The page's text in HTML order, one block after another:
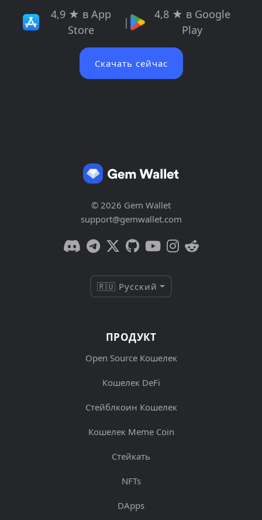
4,9 ★ в App
Store
|
4,8 ★ в Google
Play
Скачать сейчас
© 2026 Gem Wallet
support@gemwallet.com
🇷🇺 Русский
ПРОДУКТ
Open Source Кошелек
Кошелек DeFi
Стейблкоин Кошелек
Кошелек Meme Coin
Стейкать
NFTs
DApps